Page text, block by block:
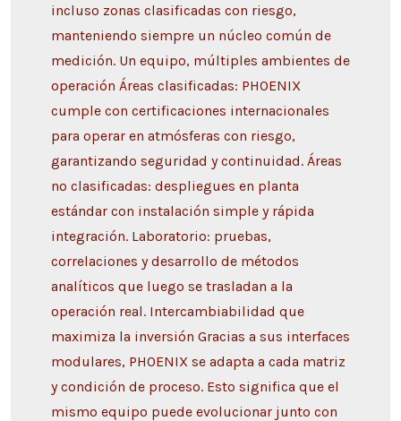
incluso zonas clasificadas con riesgo,
manteniendo siempre un núcleo común de
medición. Un equipo, múltiples ambientes de
operación Áreas clasificadas: PHOENIX
cumple con certificaciones internacionales
para operar en atmósferas con riesgo,
garantizando seguridad y continuidad. Áreas
no clasificadas: despliegues en planta
estándar con instalación simple y rápida
integración. Laboratorio: pruebas,
correlaciones y desarrollo de métodos
analíticos que luego se trasladan a la
operación real. Intercambiabilidad que
maximiza la inversión Gracias a sus interfaces
modulares, PHOENIX se adapta a cada matriz
y condición de proceso. Esto significa que el
mismo equipo puede evolucionar junto con